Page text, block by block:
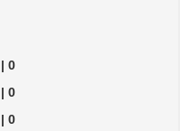
Bình Phước, Thành phố
211 3677 ( Phú )
| 0
| 0
| 0